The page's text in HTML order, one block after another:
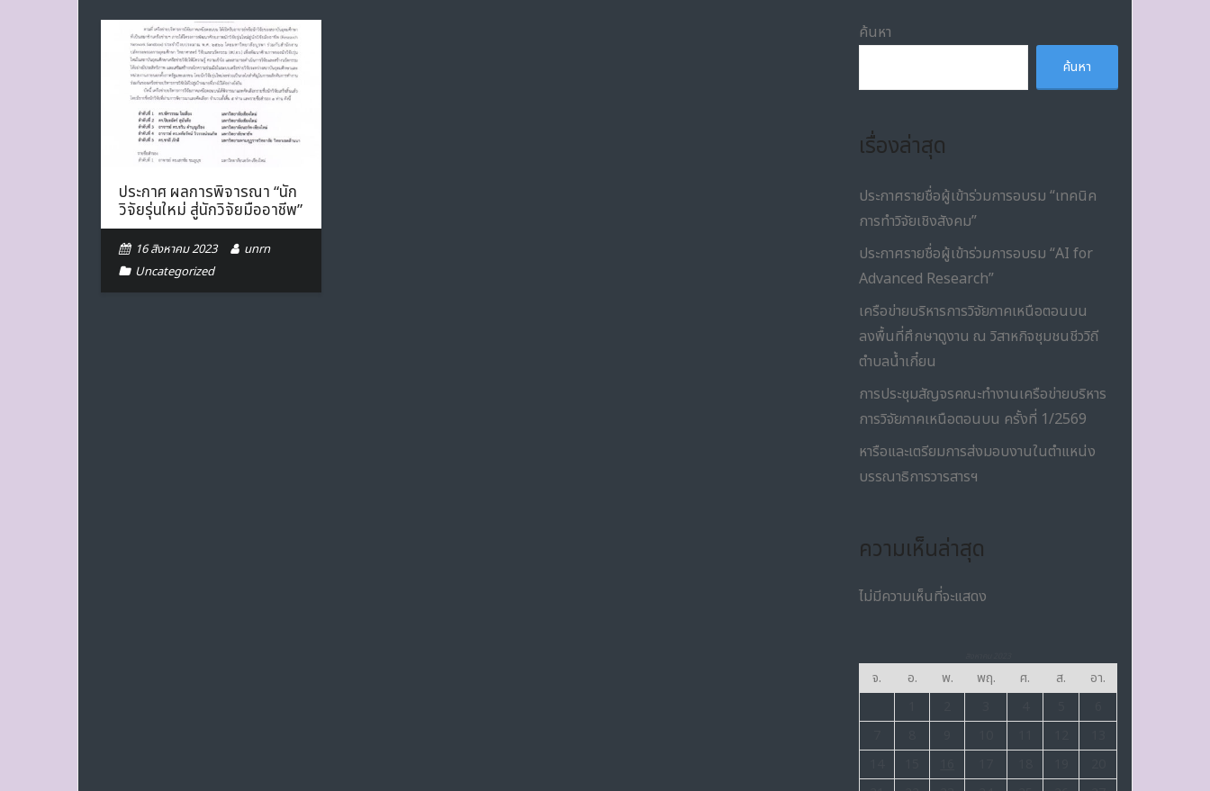
ประกาศ ผลการพิจารณา “นัก
วิจัยรุ่นใหม่ สู่นักวิจัยมืออาชีพ”
16 สิงหาคม 2023
unrn
Uncategorized
ค้นหา
ค้นหา
เรื่องล่าสุด
ประกาศรายชื่อผู้เข้าร่วมการอบรม “เทคนิค
การทำวิจัยเชิงสังคม”
ประกาศรายชื่อผู้เข้าร่วมการอบรม “AI for
Advanced Research”
เครือข่ายบริหารการวิจัยภาคเหนือตอนบน
ลงพื้นที่ศึกษาดูงาน ณ วิสาหกิจชุมชนชีววิถี
ตำบลน้ำเกี๋ยน
การประชุมสัญจรคณะทำงานเครือข่ายบริหาร
การวิจัยภาคเหนือตอนบน ครั้งที่ 1/2569
หารือและเตรียมการส่งมอบงานในตำแหน่ง
บรรณาธิการวารสารฯ
ความเห็นล่าสุด
ไม่มีความเห็นที่จะแสดง
จ. อ. พ. พฤ. ศ. ส.
อา.